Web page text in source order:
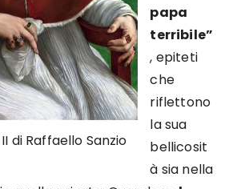
di Raffaello Sanzio
papa
terribile”
, epiteti
che
riflettono
la sua
bellicosit
à sia nella